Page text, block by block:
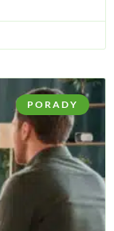
PORADY